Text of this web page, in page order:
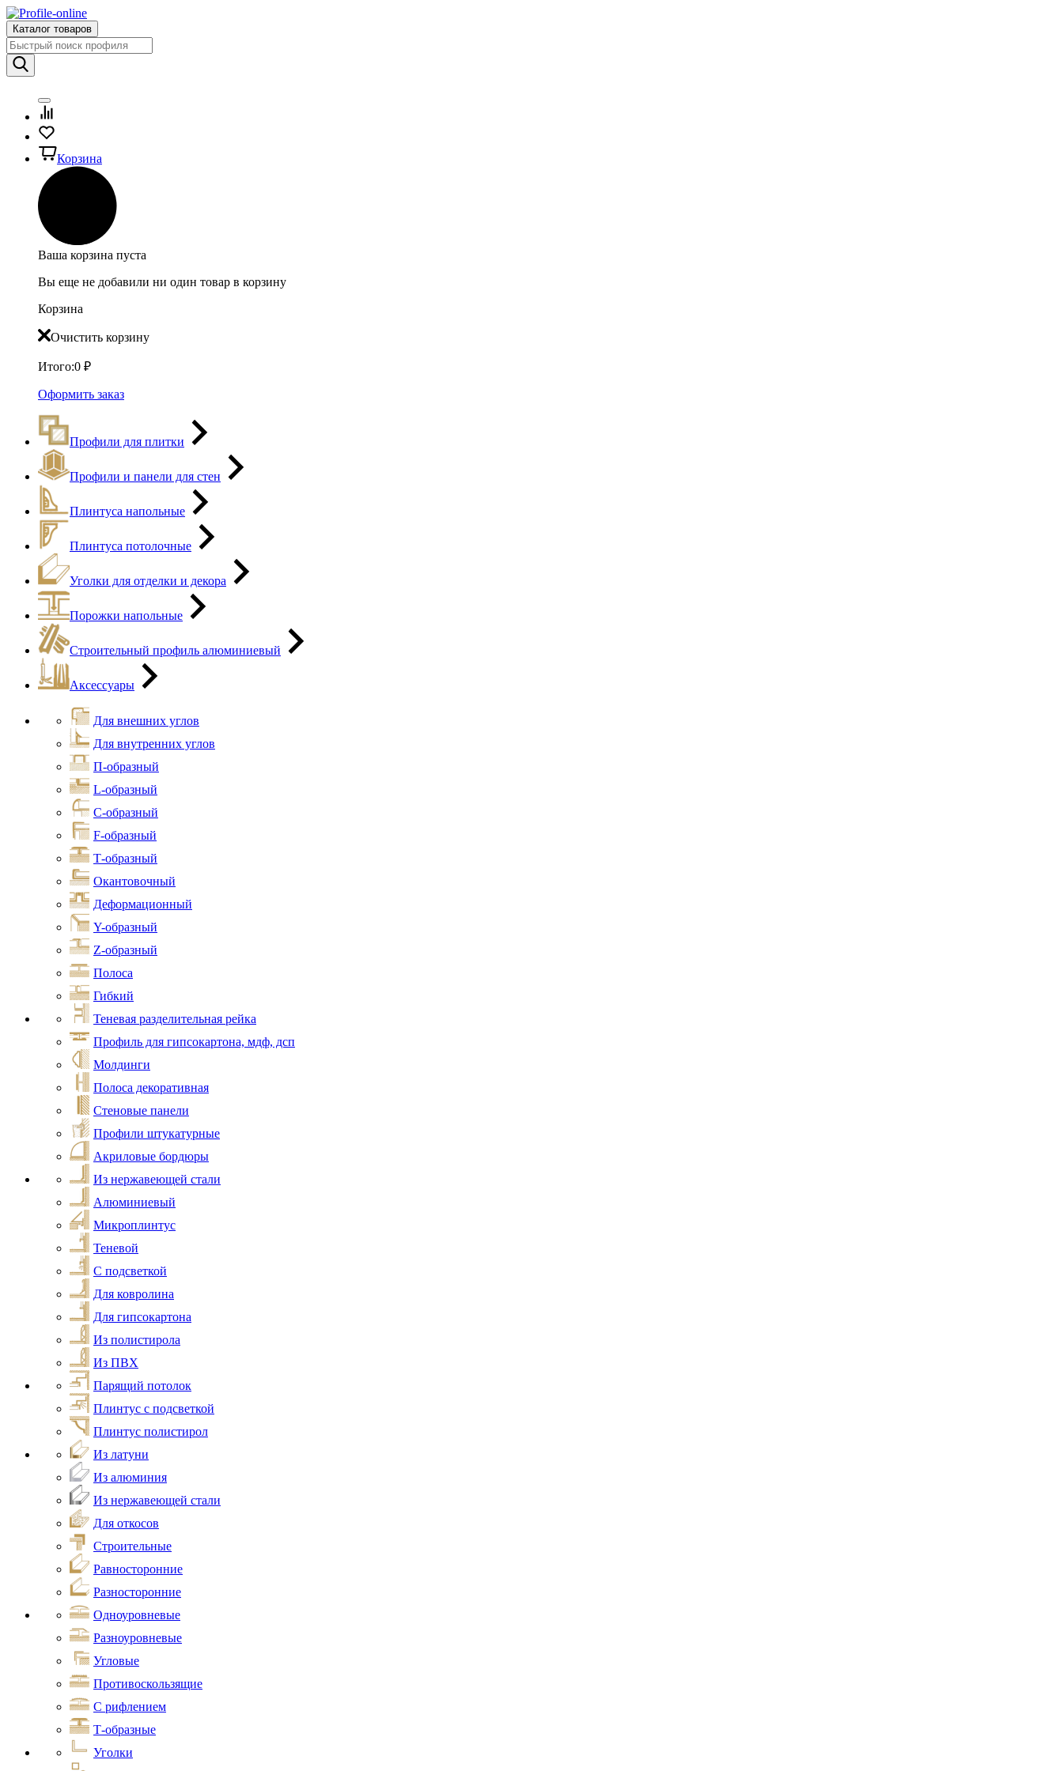
Каталог товаров
Корзина
Ваша корзина пуста
Вы еще не добавили ни один товар в корзину
Корзина
Очистить корзину
Итого:0 ₽
Оформить заказ
Профили для плитки
Профили и панели для стен
Плинтуса напольные
Плинтуса потолочные
Уголки для отделки и декора
Порожки напольные
Строительный профиль алюминиевый
Аксессуары
Для внешних углов
Для внутренних углов
П-образный
L-образный
С-образный
F-образный
Т-образный
Окантовочный
Деформационный
Y-образный
Z-образный
Полоса
Гибкий
Теневая разделительная рейка
Профиль для гипсокартона, мдф, дсп
Молдинги
Полоса декоративная
Стеновые панели
Профили штукатурные
Акриловые бордюры
Из нержавеющей стали
Алюминиевый
Микроплинтус
Теневой
С подсветкой
Для ковролина
Для гипсокартона
Из полистирола
Из ПВХ
Парящий потолок
Плинтус с подсветкой
Плинтус полистирол
Из латуни
Из алюминия
Из нержавеющей стали
Для откосов
Строительные
Равносторонние
Разносторонние
Одноуровневые
Разноуровневые
Угловые
Противоскользящие
С рифлением
Т-образные
Уголки